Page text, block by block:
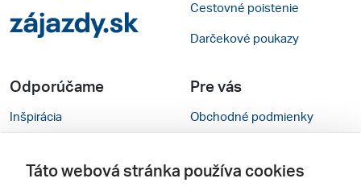
Cestovné poistenie
Darčekové poukazy
Odporúčame
Inšpirácia
Cestovné kancelárie
Pre vás
Obchodné podmienky
Nastavenie cookies
Táto webová stránka používa cookies